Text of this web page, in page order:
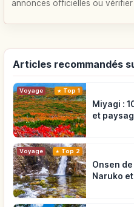
annonces officielles ou vérifier
Articles recommandés
Voyage Top 1
Miyagi :
et
Voyage Top 2
Onsen
Naruko